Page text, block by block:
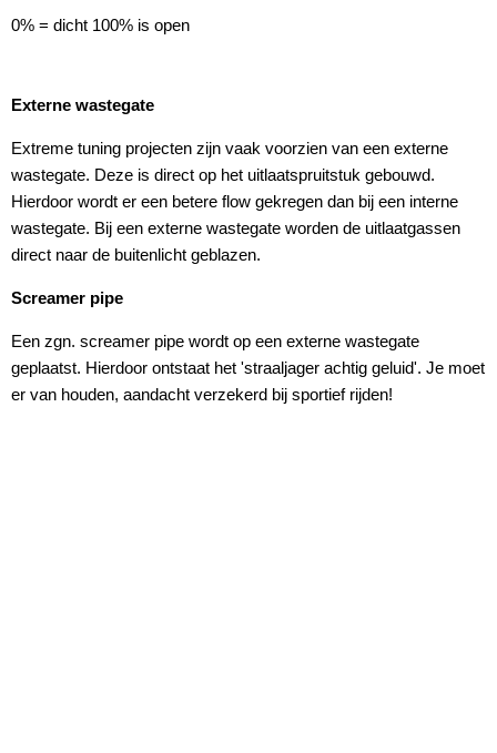
0% = dicht 100% is open
Externe wastegate
Extreme tuning projecten zijn vaak voorzien van een externe
wastegate. Deze is direct op het uitlaatspruitstuk gebouwd.
Hierdoor wordt er een betere flow gekregen dan bij een interne
wastegate. Bij een externe wastegate worden de uitlaatgassen
direct naar de buitenlicht geblazen.
Screamer pipe
Een zgn. screamer pipe wordt op een externe wastegate
geplaatst. Hierdoor ontstaat het 'straaljager achtig geluid'. Je moet
er van houden, aandacht verzekerd bij sportief rijden!